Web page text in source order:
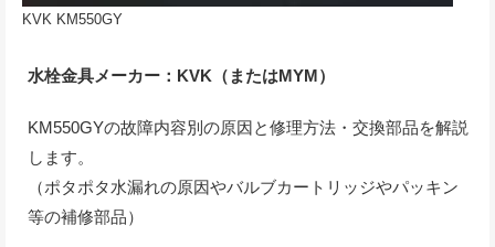
KVK KM550GY
水栓金具メーカー：KVK（またはMYM）
KM550GYの故障内容別の原因と修理方法・交換部品を解説
します。
（ポタポタ水漏れの原因やバルブカートリッジやパッキン
等の補修部品）